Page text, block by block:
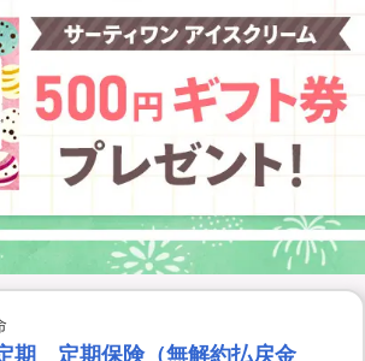
期 定期保険（無解約払戻金